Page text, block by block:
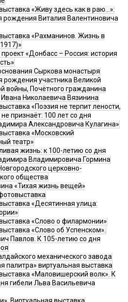
«Живу здесь как в раю…»:
рождения Виталия Валентиновича
«Рахманинов. Жизнь в
«Донбасс – Россия: история
Сыркова монастыря
рождения участника Великой
войны, Почётного гражданина
Николаевича Вязинина
«Поэзия не терпит лености,
признаёт: 100 лет со дня
Александровича Кулагина»
«Московский
театр»
жизнь: к 100-летию со дня
Владимировича Гормина
церковно-
общества
«Тихая жизнь вещей»
«Десятинная улица:
«Слово о филармонии»
«Слово об Успенском».
Павлов. К 105-летию со дня
механического завода
палитра» виртуальная выставка
«Маловишерский волк». К
гибели Льва Васильевича